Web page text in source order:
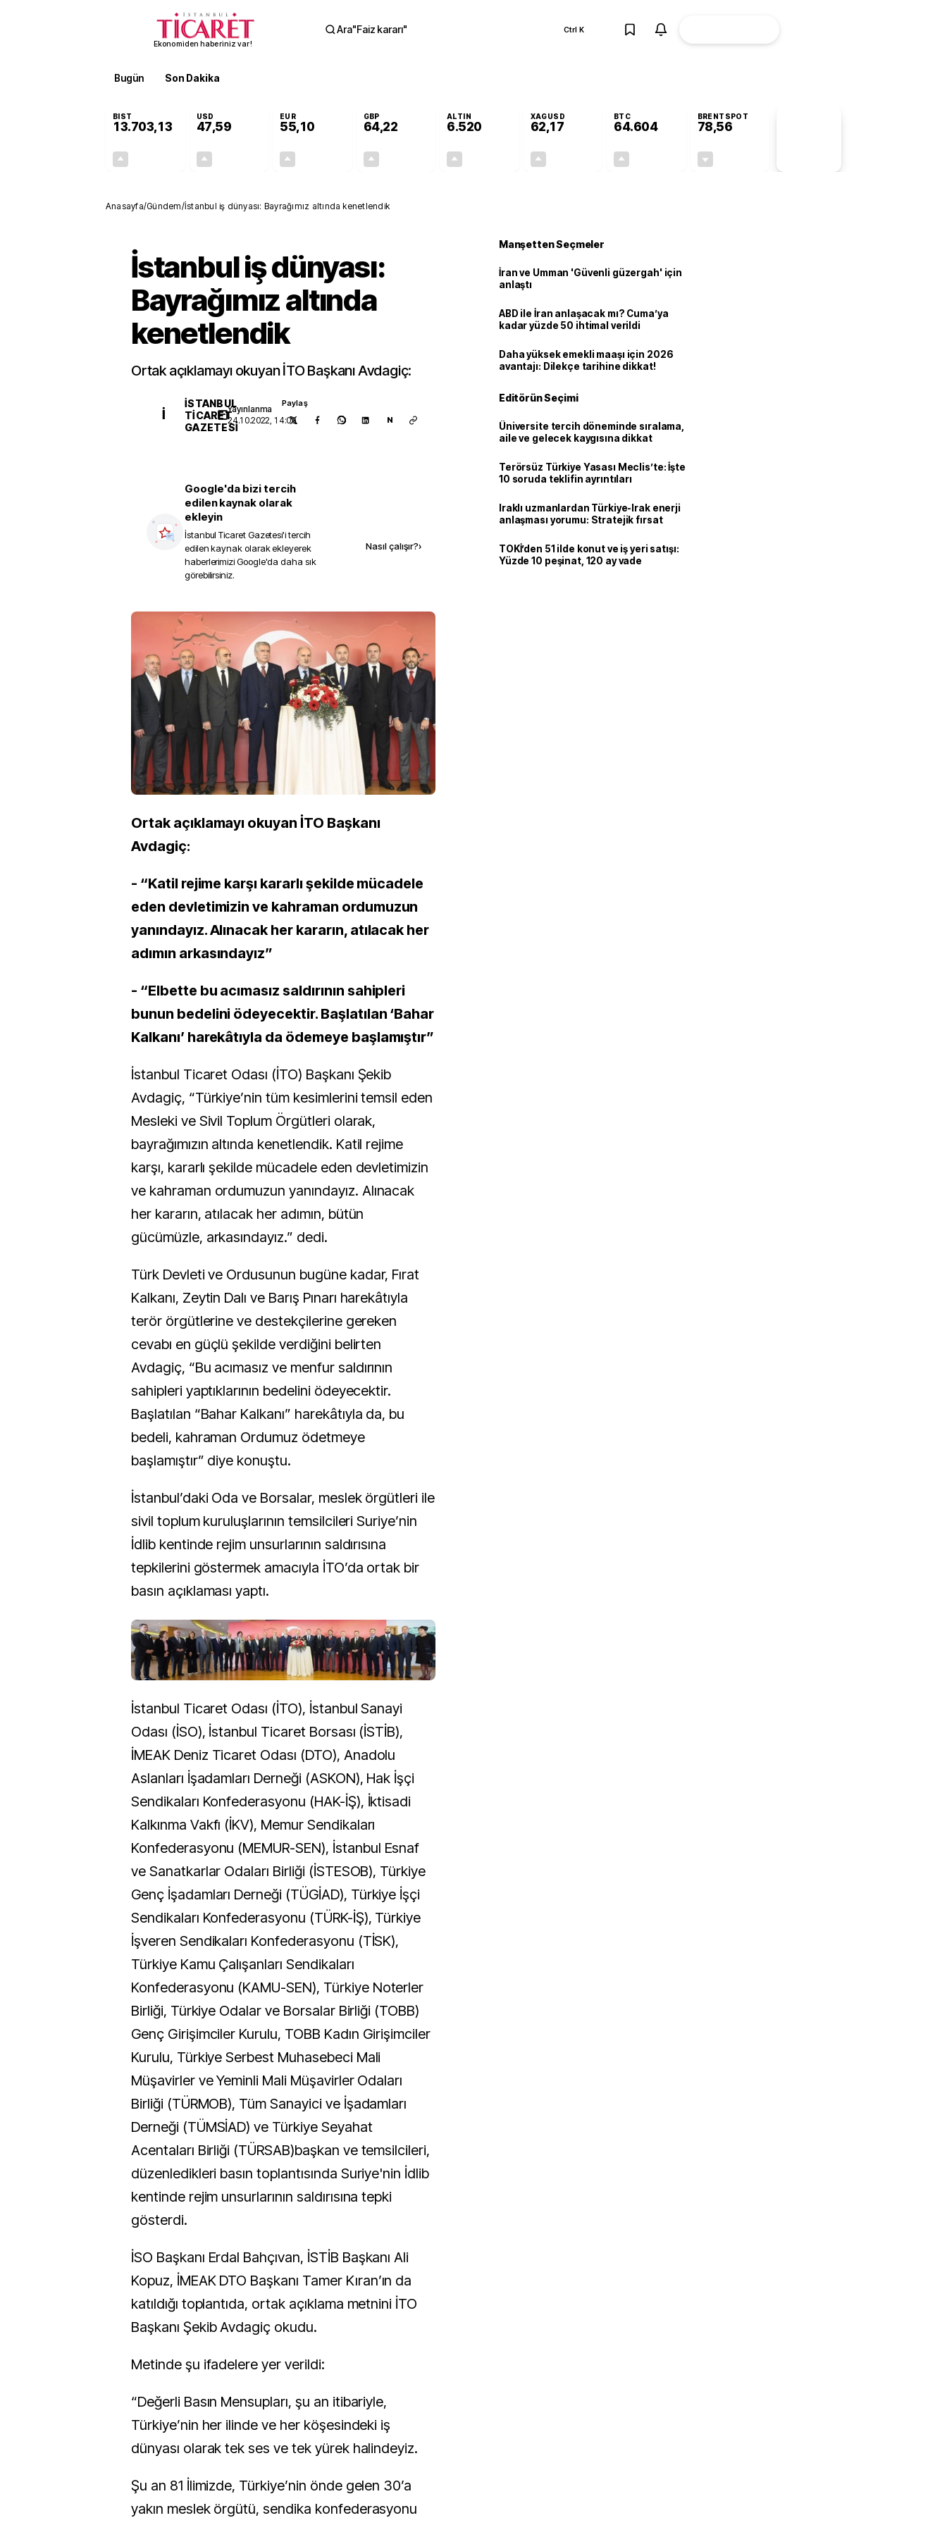
Ekonomiden haberiniz var!
Ara"Faiz kararı" Ctrl K
Bugün Son Dakika
BIST
13.703,13
USD
47,59
EUR
55,10
GBP
64,22
ALTIN
6.520
XAGUSD
62,17
BTC
64.604
BRENTSPOT
78,56
Anasayfa/Gündem/İstanbul iş dünyası: Bayrağımız altında kenetlendik
İstanbul iş dünyası:
Bayrağımız altında
kenetlendik
Ortak açıklamayı okuyan İTO Başkanı Avdagiç:
İ
İSTANBUL
TICARET
GAZETESI
Yayınlanma
24.10.2022, 14:09
Paylaş
N
Google'da bizi tercih
edilen kaynak olarak
ekleyin
İstanbul Ticaret Gazetesi'i tercih
edilen kaynak olarak ekleyerek
haberlerimizi Google'da daha sık
görebilirsiniz.
Nasıl çalışır?›
Ortak açıklamayı okuyan İTO Başkanı
Avdagiç:
- “Katil rejime karşı kararlı şekilde mücadele
eden devletimizin ve kahraman ordumuzun
yanındayız. Alınacak her kararın, atılacak her
adımın arkasındayız”
- “Elbette bu acımasız saldırının sahipleri
bunun bedelini ödeyecektir. Başlatılan ‘Bahar
Kalkanı’ harekâtıyla da ödemeye başlamıştır”
İstanbul Ticaret Odası (İTO) Başkanı Şekib
Avdagiç, “Türkiye’nin tüm kesimlerini temsil eden
Mesleki ve Sivil Toplum Örgütleri olarak,
bayrağımızın altında kenetlendik. Katil rejime
karşı, kararlı şekilde mücadele eden devletimizin
ve kahraman ordumuzun yanındayız. Alınacak
her kararın, atılacak her adımın, bütün
gücümüzle, arkasındayız.” dedi.
Türk Devleti ve Ordusunun bugüne kadar, Fırat
Kalkanı, Zeytin Dalı ve Barış Pınarı harekâtıyla
terör örgütlerine ve destekçilerine gereken
cevabı en güçlü şekilde verdiğini belirten
Avdagiç, “Bu acımasız ve menfur saldırının
sahipleri yaptıklarının bedelini ödeyecektir.
Başlatılan “Bahar Kalkanı” harekâtıyla da, bu
bedeli, kahraman Ordumuz ödetmeye
başlamıştır” diye konuştu.
İstanbul’daki Oda ve Borsalar, meslek örgütleri ile
sivil toplum kuruluşlarının temsilcileri Suriye’nin
İdlib kentinde rejim unsurlarının saldırısına
tepkilerini göstermek amacıyla İTO’da ortak bir
basın açıklaması yaptı.
İstanbul Ticaret Odası (İTO), İstanbul Sanayi
Odası (İSO), İstanbul Ticaret Borsası (İSTİB),
İMEAK Deniz Ticaret Odası (DTO), Anadolu
Aslanları İşadamları Derneği (ASKON), Hak İşçi
Sendikaları Konfederasyonu (HAK-İŞ), İktisadi
Kalkınma Vakfı (İKV), Memur Sendikaları
Konfederasyonu (MEMUR-SEN), İstanbul Esnaf
ve Sanatkarlar Odaları Birliği (İSTESOB), Türkiye
Genç İşadamları Derneği (TÜGİAD), Türkiye İşçi
Sendikaları Konfederasyonu (TÜRK-İŞ), Türkiye
İşveren Sendikaları Konfederasyonu (TİSK),
Türkiye Kamu Çalışanları Sendikaları
Konfederasyonu (KAMU-SEN), Türkiye Noterler
Birliği, Türkiye Odalar ve Borsalar Birliği (TOBB)
Genç Girişimciler Kurulu, TOBB Kadın Girişimciler
Kurulu, Türkiye Serbest Muhasebeci Mali
Müşavirler ve Yeminli Mali Müşavirler Odaları
Birliği (TÜRMOB), Tüm Sanayici ve İşadamları
Derneği (TÜMSİAD) ve Türkiye Seyahat
Acentaları Birliği (TÜRSAB)başkan ve temsilcileri,
düzenledikleri basın toplantısında Suriye'nin İdlib
kentinde rejim unsurlarının saldırısına tepki
gösterdi.
İSO Başkanı Erdal Bahçıvan, İSTİB Başkanı Ali
Kopuz, İMEAK DTO Başkanı Tamer Kıran’ın da
katıldığı toplantıda, ortak açıklama metnini İTO
Başkanı Şekib Avdagiç okudu.
Metinde şu ifadelere yer verildi:
“Değerli Basın Mensupları, şu an itibariyle,
Türkiye’nin her ilinde ve her köşesindeki iş
dünyası olarak tek ses ve tek yürek halindeyiz.
Şu an 81 İlimizde, Türkiye’nin önde gelen 30’a
yakın meslek örgütü, sendika konfederasyonu
Manşetten Seçmeler
İran ve Umman 'Güvenli güzergah' için
anlaştı
ABD ile İran anlaşacak mı? Cuma’ya
kadar yüzde 50 ihtimal verildi
Daha yüksek emekli maaşı için 2026
avantajı: Dilekçe tarihine dikkat!
Editörün Seçimi
Üniversite tercih döneminde sıralama,
aile ve gelecek kaygısına dikkat
Terörsüz Türkiye Yasası Meclis’te: İşte
10 soruda teklifin ayrıntıları
Iraklı uzmanlardan Türkiye-Irak enerji
anlaşması yorumu: Stratejik fırsat
TOKİ’den 51 ilde konut ve iş yeri satışı:
Yüzde 10 peşinat, 120 ay vade